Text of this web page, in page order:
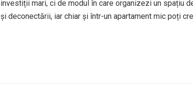
investiții mari, ci de modul în care organizezi un spațiu
și deconectării, iar chiar și într-un apartament mic poți